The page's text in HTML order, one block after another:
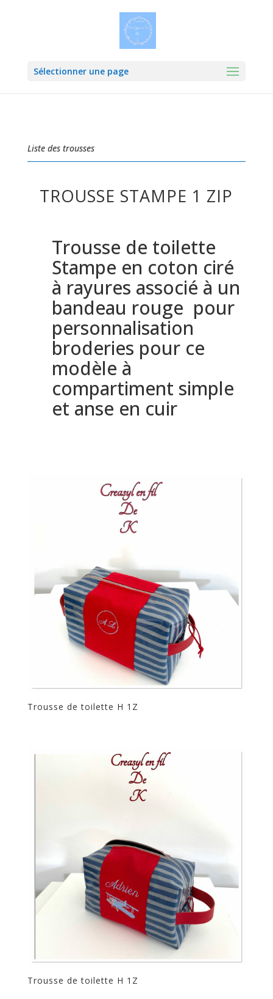
Sélectionner une page
Liste des trousses
TROUSSE STAMPE 1 ZIP
Trousse de toilette
Stampe en coton ciré
à rayures associé à un
bandeau rouge pour
personnalisation
broderies pour ce
modèle à
compartiment simple
et anse en cuir
Trousse de toilette H 1Z
Trousse de toilette H 1Z